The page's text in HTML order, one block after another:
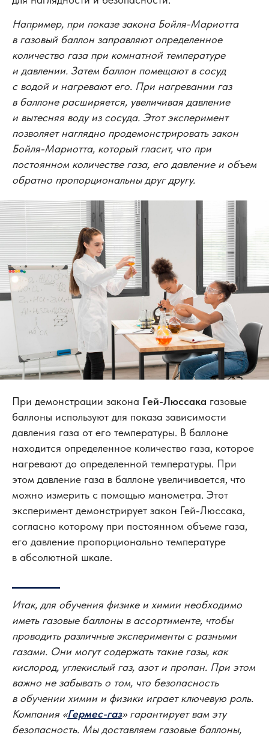
Например, при показе закона Бойля-Мариотта
в газовый баллон заправляют определенное
количество газа при комнатной температуре
и давлении. Затем баллон помещают в сосуд
с водой и нагревают его. При нагревании газ
в баллоне расширяется, увеличивая давление
и вытесняя воду из сосуда. Этот эксперимент
позволяет наглядно продемонстрировать закон
Бойля-Мариотта, который гласит, что при
постоянном количестве газа, его давление и объем
обратно пропорциональны друг другу.
При демонстрации закона Гей-Люссака газовые
баллоны используют для показа зависимости
давления газа от его температуры. В баллоне
находится определенное количество газа, которое
нагревают до определенной температуры. При
этом давление газа в баллоне увеличивается, что
можно измерить с помощью манометра. Этот
эксперимент демонстрирует закон Гей-Люссака,
согласно которому при постоянном объеме газа,
его давление пропорционально температуре
в абсолютной шкале.
Итак, для обучения физике и химии необходимо
иметь газовые баллоны в ассортименте, чтобы
проводить различные эксперименты с разными
газами. Они могут содержать такие газы, как
кислород, углекислый газ, азот и пропан. При этом
важно не забывать о том, что безопасность
в обучении химии и физики играет ключевую роль.
Компания «Гермес-газ» гарантирует вам эту
безопасность. Мы доставляем газовые баллоны,
О компании
Преимущества
Блог
© 2008–2026 «Гермес-газ»
Согласие на обработку персональных данных
Политика конфиденциальности
8 (800) 555-65-59
Этапы работы
Контакты
8 (495) 225-54-25
info@germes-gas.ru
Заказать звонок